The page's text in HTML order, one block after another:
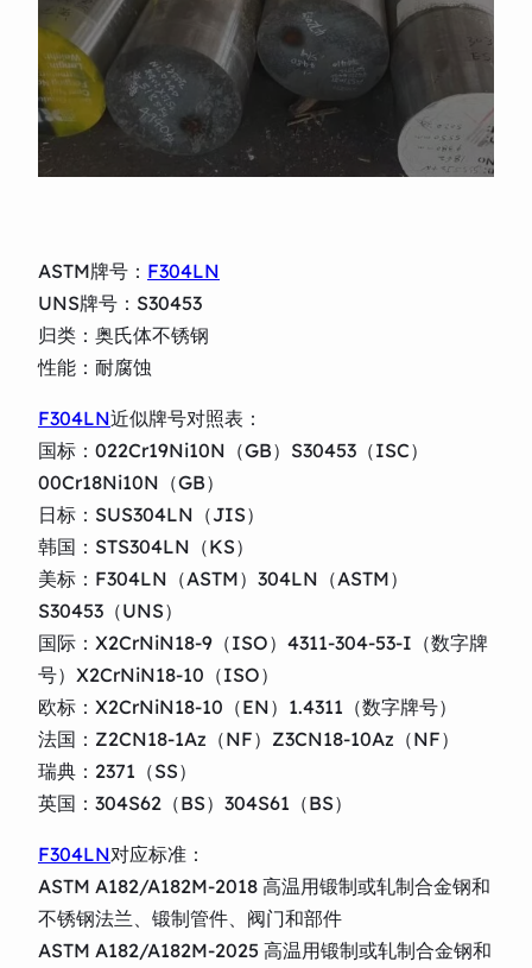
ASTM牌号： F304LN
UNS牌号：S30453
归类：奥氏体不锈钢
性能：耐腐蚀
F304LN近似牌号对照表：
国标：022Cr19Ni10N（GB）S30453（ISC）
00Cr18Ni10N（GB）
日标：SUS304LN（JIS）
韩国：STS304LN（KS）
美标：F304LN（ASTM）304LN（ASTM）
S30453（UNS）
国际：X2CrNiN18-9（ISO）4311-304-53-I（数字牌
号）X2CrNiN18-10（ISO）
欧标：X2CrNiN18-10（EN）1.4311（数字牌号）
法国：Z2CN18-1Az（NF）Z3CN18-10Az（NF）
瑞典：2371（SS）
英国：304S62（BS）304S61（BS）
F304LN对应标准：
ASTM A182/A182M-2018 高温用锻制或轧制合金钢和
不锈钢法兰、锻制管件、阀门和部件
ASTM A182/A182M-2025 高温用锻制或轧制合金钢和